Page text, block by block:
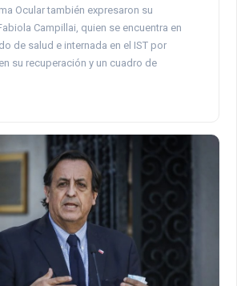
Ocular también expresaron su
Campillai, quien se encuentra en
de salud e internada en el IST por
su recuperación y un cuadro de